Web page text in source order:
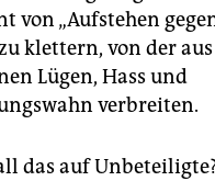
von „Aufstehen
klettern, von der
Lügen, Hass und
verbreiten.
das auf